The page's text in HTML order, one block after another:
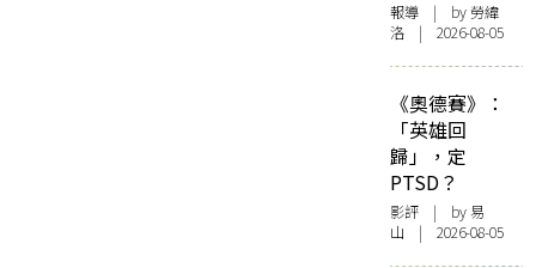
報導 | by 勞緯
洛 | 2026-08-05
《奧德賽》：
「英雄回
歸」，定
PTSD？
影評 | by 易
山 | 2026-08-05